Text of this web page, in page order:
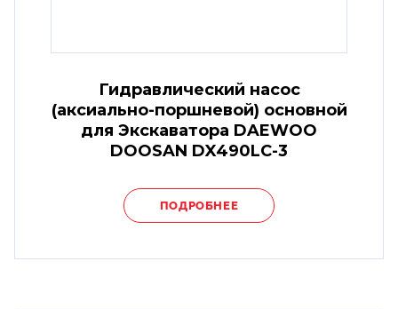
Гидравлический насос
(аксиально-поршневой) основной
для Экскаватора DAEWOO
DOOSAN DX490LC-3
ПОДРОБНЕЕ